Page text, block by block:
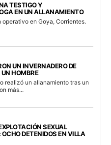
TESTIGO Y
EN UN ALLANAMIENTO
en Goya, Corrientes.
UN INVERNADERO DE
HOMBRE
realizó un allanamiento tras un
más...
SEXUAL
DETENIDOS EN VILLA